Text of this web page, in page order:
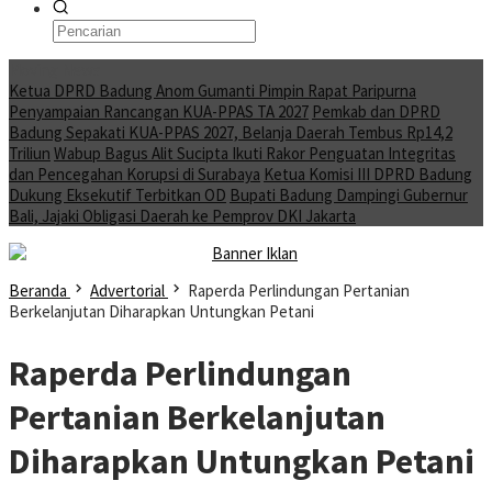
Ketua DPRD Badung Anom Gumanti Pimpin Rapat Paripurna
Penyampaian Rancangan KUA-PPAS TA 2027 Pemkab dan DPRD
Badung Sepakati KUA-PPAS 2027, Belanja Daerah Tembus Rp14,2
Triliun Wabup Bagus Alit Sucipta Ikuti Rakor Penguatan Integritas
dan Pencegahan Korupsi di Surabaya Ketua Komisi III DPRD Badung
Dukung Eksekutif Terbitkan OD Bupati Badung Dampingi Gubernur
Bali, Jajaki Obligasi Daerah ke Pemprov DKI Jakarta
Beranda Advertorial
Raperda Perlindungan Pertanian
Berkelanjutan Diharapkan Untungkan Petani
Raperda Perlindungan
Pertanian Berkelanjutan
Diharapkan Untungkan Petani